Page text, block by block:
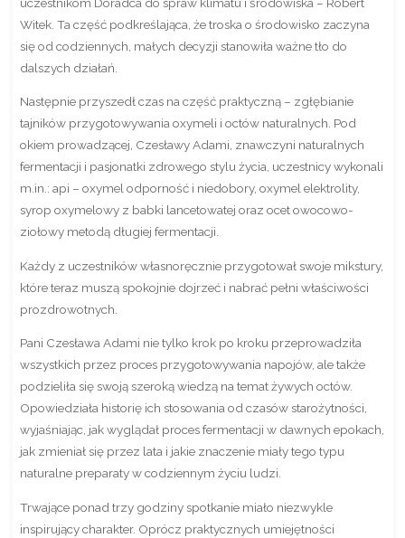
Witek. Ta część podkreślająca, że troska o środowisko zaczyna
się od codziennych, małych decyzji stanowiła ważne tło do
dalszych działań.
Następnie przyszedł czas na część praktyczną – zgłębianie
tajników przygotowywania oxymeli i octów naturalnych. Pod
okiem prowadzącej, Czesławy Adami, znawczyni naturalnych
fermentacji i pasjonatki zdrowego stylu życia, uczestnicy wykonali
m.in.: api – oxymel odporność i niedobory, oxymel elektrolity,
syrop oxymelowy z babki lancetowatej oraz ocet owocowo-
ziołowy metodą długiej fermentacji.
Każdy z uczestników własnoręcznie przygotował swoje mikstury,
które teraz muszą spokojnie dojrzeć i nabrać pełni właściwości
prozdrowotnych.
Pani Czesława Adami nie tylko krok po kroku przeprowadziła
wszystkich przez proces przygotowywania napojów, ale także
podzieliła się swoją szeroką wiedzą na temat żywych octów.
Opowiedziała historię ich stosowania od czasów starożytności,
wyjaśniając, jak wyglądał proces fermentacji w dawnych epokach,
jak zmieniał się przez lata i jakie znaczenie miały tego typu
naturalne preparaty w codziennym życiu ludzi.
Trwające ponad trzy godziny spotkanie miało niezwykle
inspirujący charakter. Oprócz praktycznych umiejętności